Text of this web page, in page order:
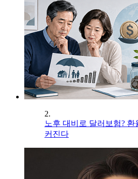
2.
노후 대비로 달러보험?
커진다